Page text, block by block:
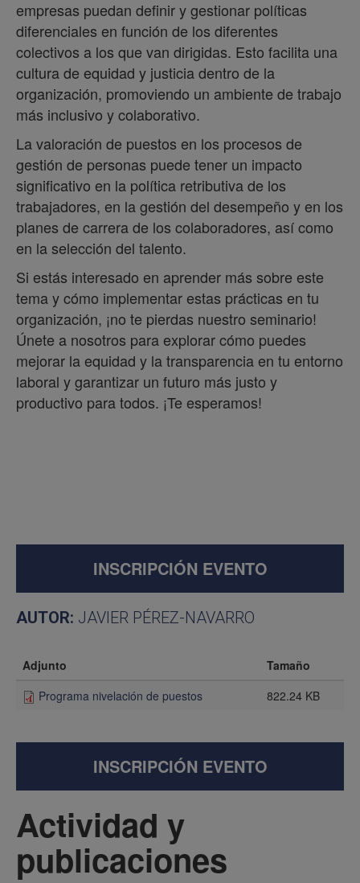
empresas puedan definir y gestionar políticas
diferenciales en función de los diferentes
colectivos a los que van dirigidas. Esto facilita una
cultura de equidad y justicia dentro de la
organización, promoviendo un ambiente de trabajo
más inclusivo y colaborativo.
La valoración de puestos en los procesos de
gestión de personas puede tener un impacto
significativo en la política retributiva de los
trabajadores, en la gestión del desempeño y en los
planes de carrera de los colaboradores, así como
en la selección del talento.
Si estás interesado en aprender más sobre este
tema y cómo implementar estas prácticas en tu
organización, ¡no te pierdas nuestro seminario!
Únete a nosotros para explorar cómo puedes
mejorar la equidad y la transparencia en tu entorno
laboral y garantizar un futuro más justo y
productivo para todos. ¡Te esperamos!
INSCRIPCIÓN EVENTO
AUTOR: JAVIER PÉREZ-NAVARRO
Adjunto
Tamaño
Programa nivelación de puestos
822.24 KB
INSCRIPCIÓN EVENTO
Actividad y
publicaciones